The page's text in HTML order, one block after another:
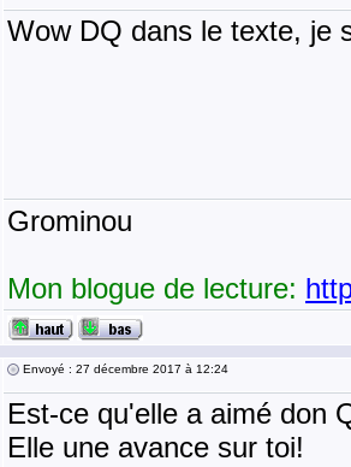
Wow DQ dans le texte, je
Grominou
Mon blogue de lecture:
Envoyé : 27 décembre 2017 à 12:24
Est-ce qu'elle a aimé don
Elle une avance sur toi!